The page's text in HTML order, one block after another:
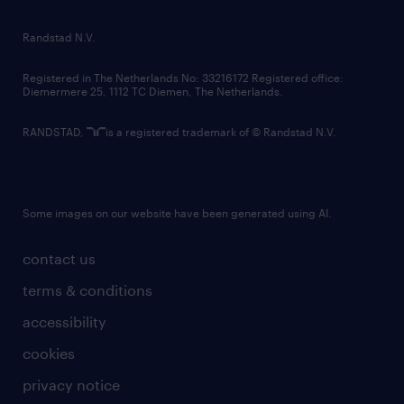
country websites
contact us
terms & conditions
accessibility
cookies
privacy notice
Randstad N.V.
Registered in The Netherlands No: 33216172 Registered office:
Diemermere 25, 1112 TC Diemen, The Netherlands.
RANDSTAD, is a registered trademark of © Randstad N.V.
Some images on our website have been generated using AI.